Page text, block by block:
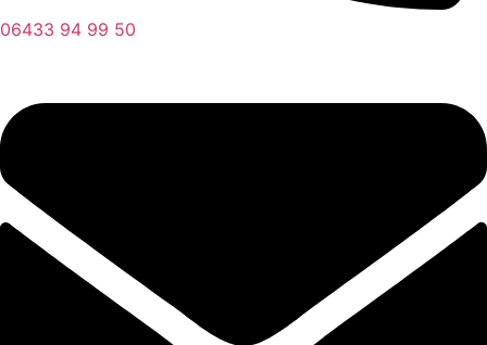
06433 94 99 50